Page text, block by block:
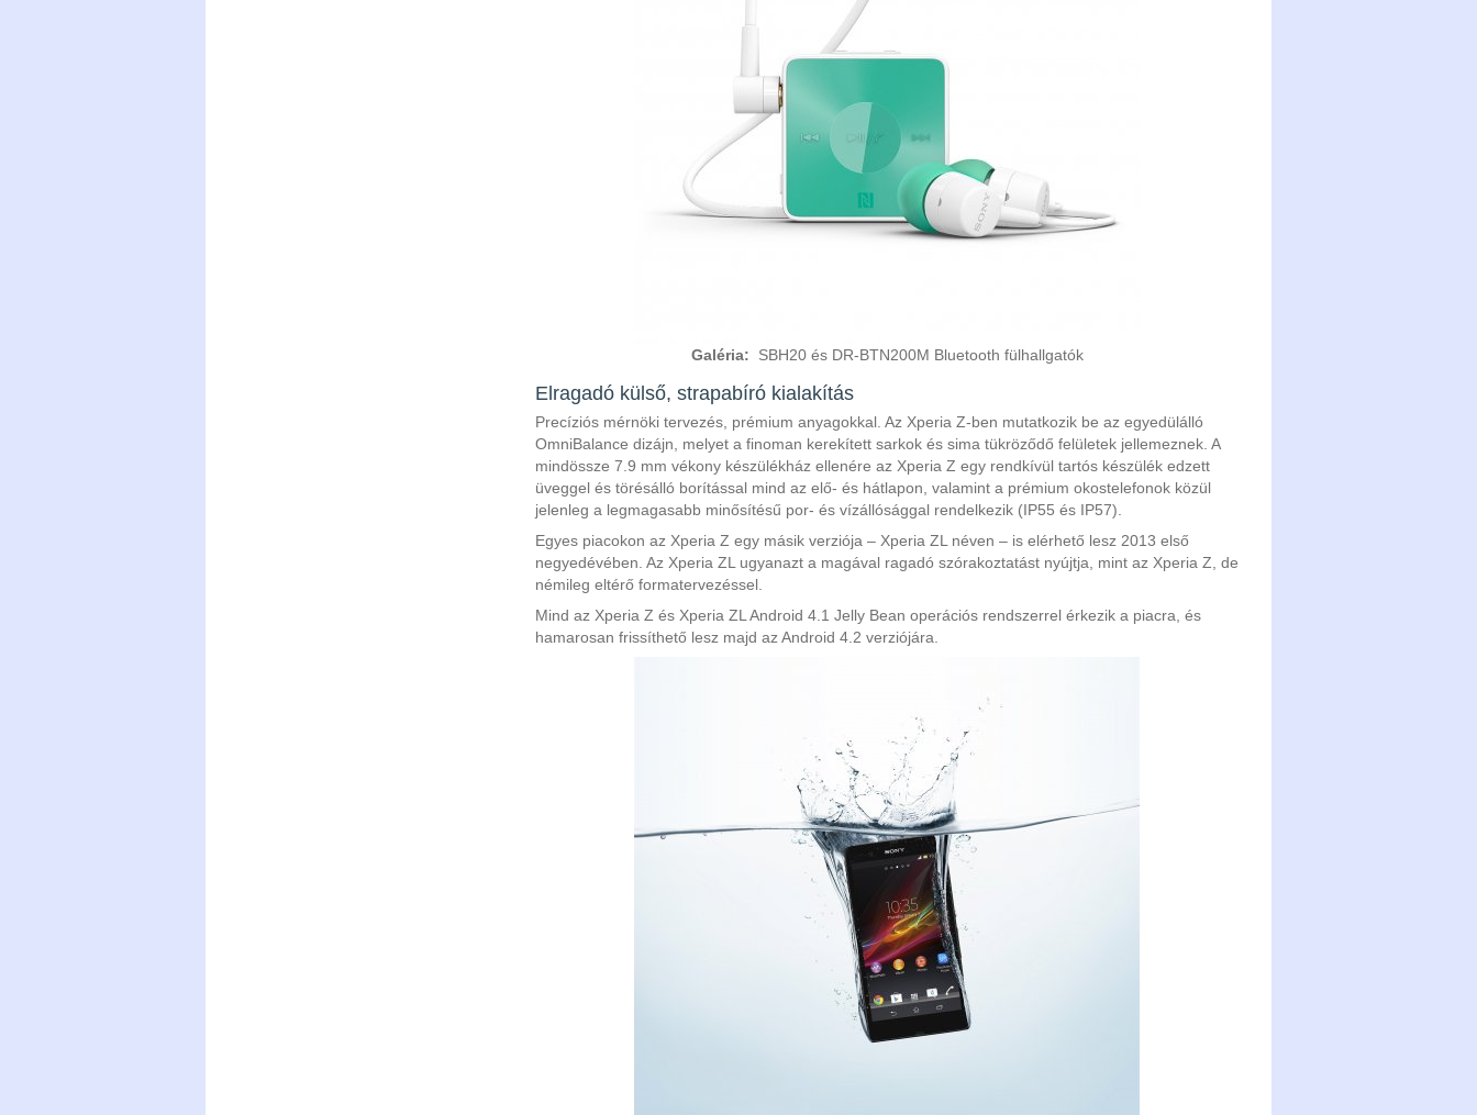
Galéria: SBH20 és DR-BTN200M Bluetooth fülhallgatók
Elragadó külső, strapabíró kialakítás
Precíziós mérnöki tervezés, prémium anyagokkal. Az Xperia Z-ben mutatkozik be az egyedülálló
OmniBalance dizájn, melyet a finoman kerekített sarkok és sima tükröződő felületek jellemeznek. A
mindössze 7.9 mm vékony készülékház ellenére az Xperia Z egy rendkívül tartós készülék edzett
üveggel és törésálló borítással mind az elő- és hátlapon, valamint a prémium okostelefonok közül
jelenleg a legmagasabb minősítésű por- és vízállósággal rendelkezik (IP55 és IP57).
Egyes piacokon az Xperia Z egy másik verziója – Xperia ZL néven – is elérhető lesz 2013 első
negyedévében. Az Xperia ZL ugyanazt a magával ragadó szórakoztatást nyújtja, mint az Xperia Z, de
némileg eltérő formatervezéssel.
Mind az Xperia Z és Xperia ZL Android 4.1 Jelly Bean operációs rendszerrel érkezik a piacra, és
hamarosan frissíthető lesz majd az Android 4.2 verziójára.